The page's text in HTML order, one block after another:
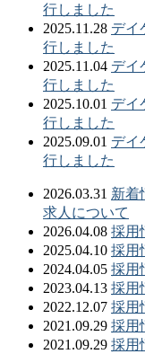
行しました
2025.11.28 デイ
行しました
2025.11.04 デイ
行しました
2025.10.01 デイ
行しました
2025.09.01 デイ
行しました
2026.03.31 新着
求人について
2026.04.08 採用
2025.04.10 採用
2024.04.05 採用
2023.04.13 採用
2022.12.07 採用
2021.09.29 採用
2021.09.29 採用